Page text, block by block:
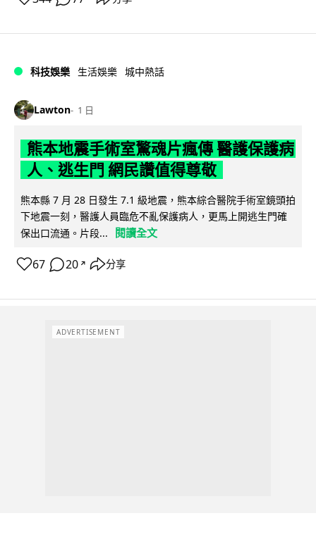
科技娛樂 生活娛樂 城中熱話
Lawton 1 日
熊本地震手術室驚魂片瘋傳 醫護保護病
人、逃生門 網民讚值得尊敬
熊本縣 7 月 28 日發生 7.1 級地震，熊本綜合醫院手術室鏡頭拍
下地震一刻，醫護人員臨危不亂保護病人，更馬上開逃生門確
保出口流通。片段...
閱讀全文
67 20 ↗ 分享
ADVERTISEMENT